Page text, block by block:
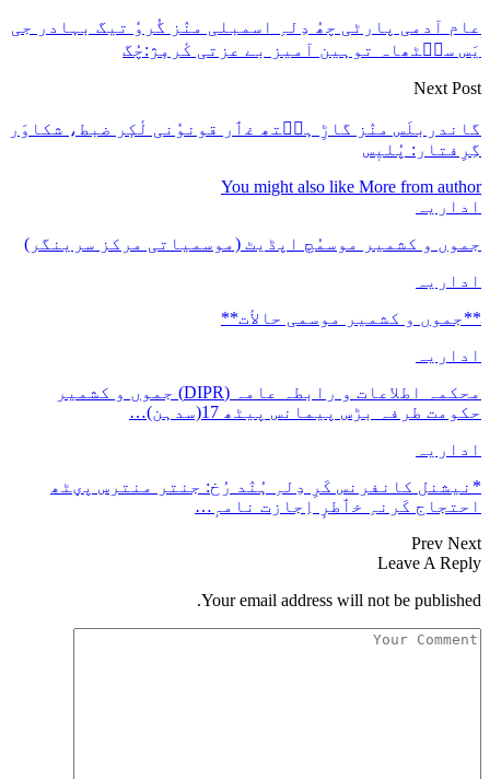
عام آدمی پارٹی چھُ دِلہِ اسمبلی منٛز گُروٗ تیگ بہادر جی
یَس سٮ۪ٹھاہ توہین آمیز بے عزتی کٔرمٕژ:چُگ
Next Post
گاندربلَس منٛز گاڑِ ہٮ۪تھ غٲر قونوٗنی لٔکٕر ضبط، شکاوَر
گِرِفتار: پُلیٖس
You might also like More from author
اداریہ
جموں و کشمیر موسمُچ اپڈیٹ (موسمیاتی مرکز سرینگر)
اداریہ
**جموں و كشمیر موسمی حالأت**
اداریہ
محکمہ اطلاعات و رابطہ عامہ (DIPR) جموں و کشمیر
حکومت طرفہ بڑس پیمانس پیٹھ 17(سدہن)…
اداریہ
*نیشنل کانفرنس کَرِ دِلہِ ہُنٛد رُخ: جنتر منترس پؠٹھ
احتجاج کَرنہِ خٲطرٕ اِجازت نامہٕ…
Prev Next
Leave A Reply
Your email address will not be published.